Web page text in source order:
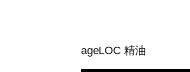
ageLOC 精油